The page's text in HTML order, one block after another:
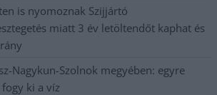
is nyomoznak Szijjártó
miatt 3 év letöltendőt kaphat és
Nagykun-Szolnok megyében: egyre
ki a víz